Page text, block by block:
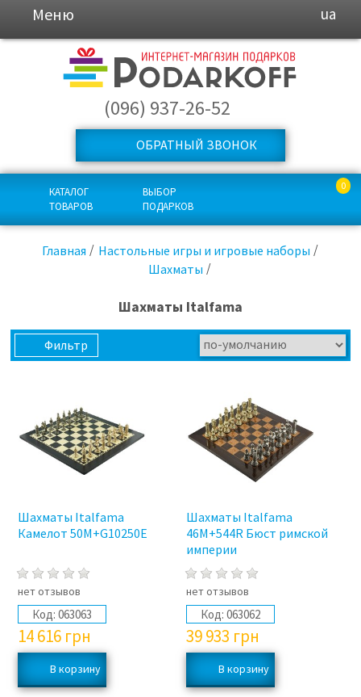
Меню ua
(096) 937-26-52
ОБРАТНЫЙ ЗВОНОК
КАТАЛОГ
ТОВАРОВ
ВЫБОР
ПОДАРКОВ
0
Главная
Настольные игры и игровые наборы
Шахматы
Шахматы Italfama
Фильтр
Шахматы Italfama
Камелот 50M+G10250E
нет отзывов
Код: 063063
14 616 грн
Шахматы Italfama
46M+544R Бюст римской
империи
нет отзывов
Код: 063062
39 933 грн